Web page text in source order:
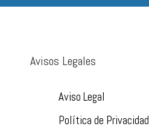
Avisos Legales
Aviso Legal
Política de Privacidad